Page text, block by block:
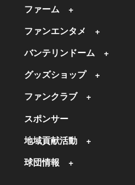
ファーム
ファンエンタメ
バンテリンドーム
グッズショップ
ファンクラブ
スポンサー
地域貢献活動
球団情報